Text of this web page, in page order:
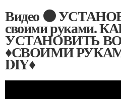
Видео ⚫
своими руками.
УСТАНОВИТЬ
♦СВОИМИ
DIY♦